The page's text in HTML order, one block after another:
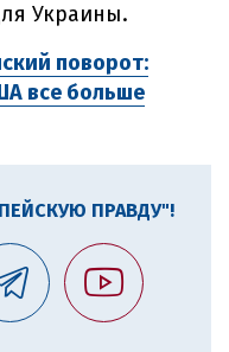
Украины.
поворот:
все больше
ПРАВДУ"!